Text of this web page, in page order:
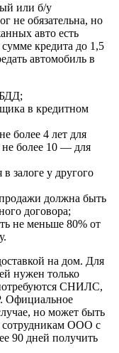
или б/у
не обязательна, но
авто есть
кредита до 1,5
автомобиль в
в кредитном
более 4 лет для
более 10 — для
залоге у другого
должна быть
договора;
не меньше 80% от
на дом. Для
нужен только
СНИЛС,
Официальное
но может быть
сотрудникам ООО с
90 дней получить